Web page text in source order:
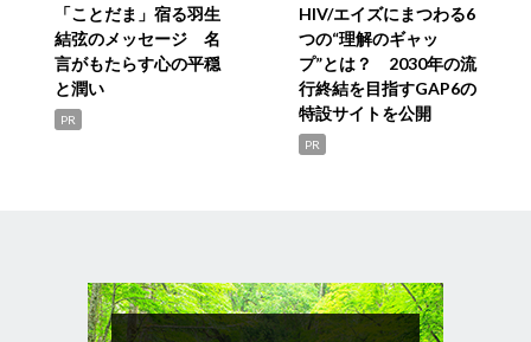
「ことだま」宿る羽生
結弦のメッセージ 名
言がもたらす心の平穏
と潤い
PR
HIV/エイズにまつわる6
つの“理解のギャッ
プ”とは？ 2030年の流
行終結を目指すGAP6の
特設サイトを公開
PR